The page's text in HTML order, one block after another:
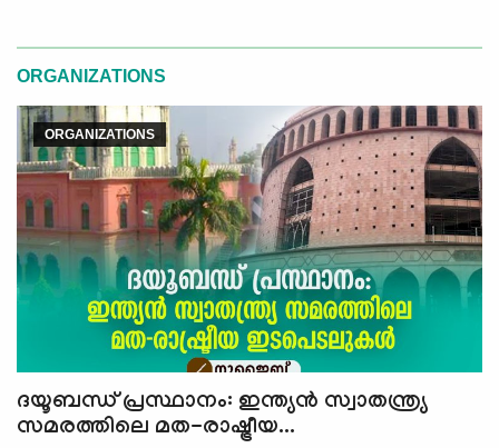
e
a
v
i
g
a
t
i
ORGANIZATIONS
ORGANIZATIONS
ദയൂബന്ധ് പ്രസ്ഥാനം: ഇന്ത്യൻ സ്വാതന്ത്ര്യ
സമരത്തിലെ മത-രാഷ്ട്രീയ...